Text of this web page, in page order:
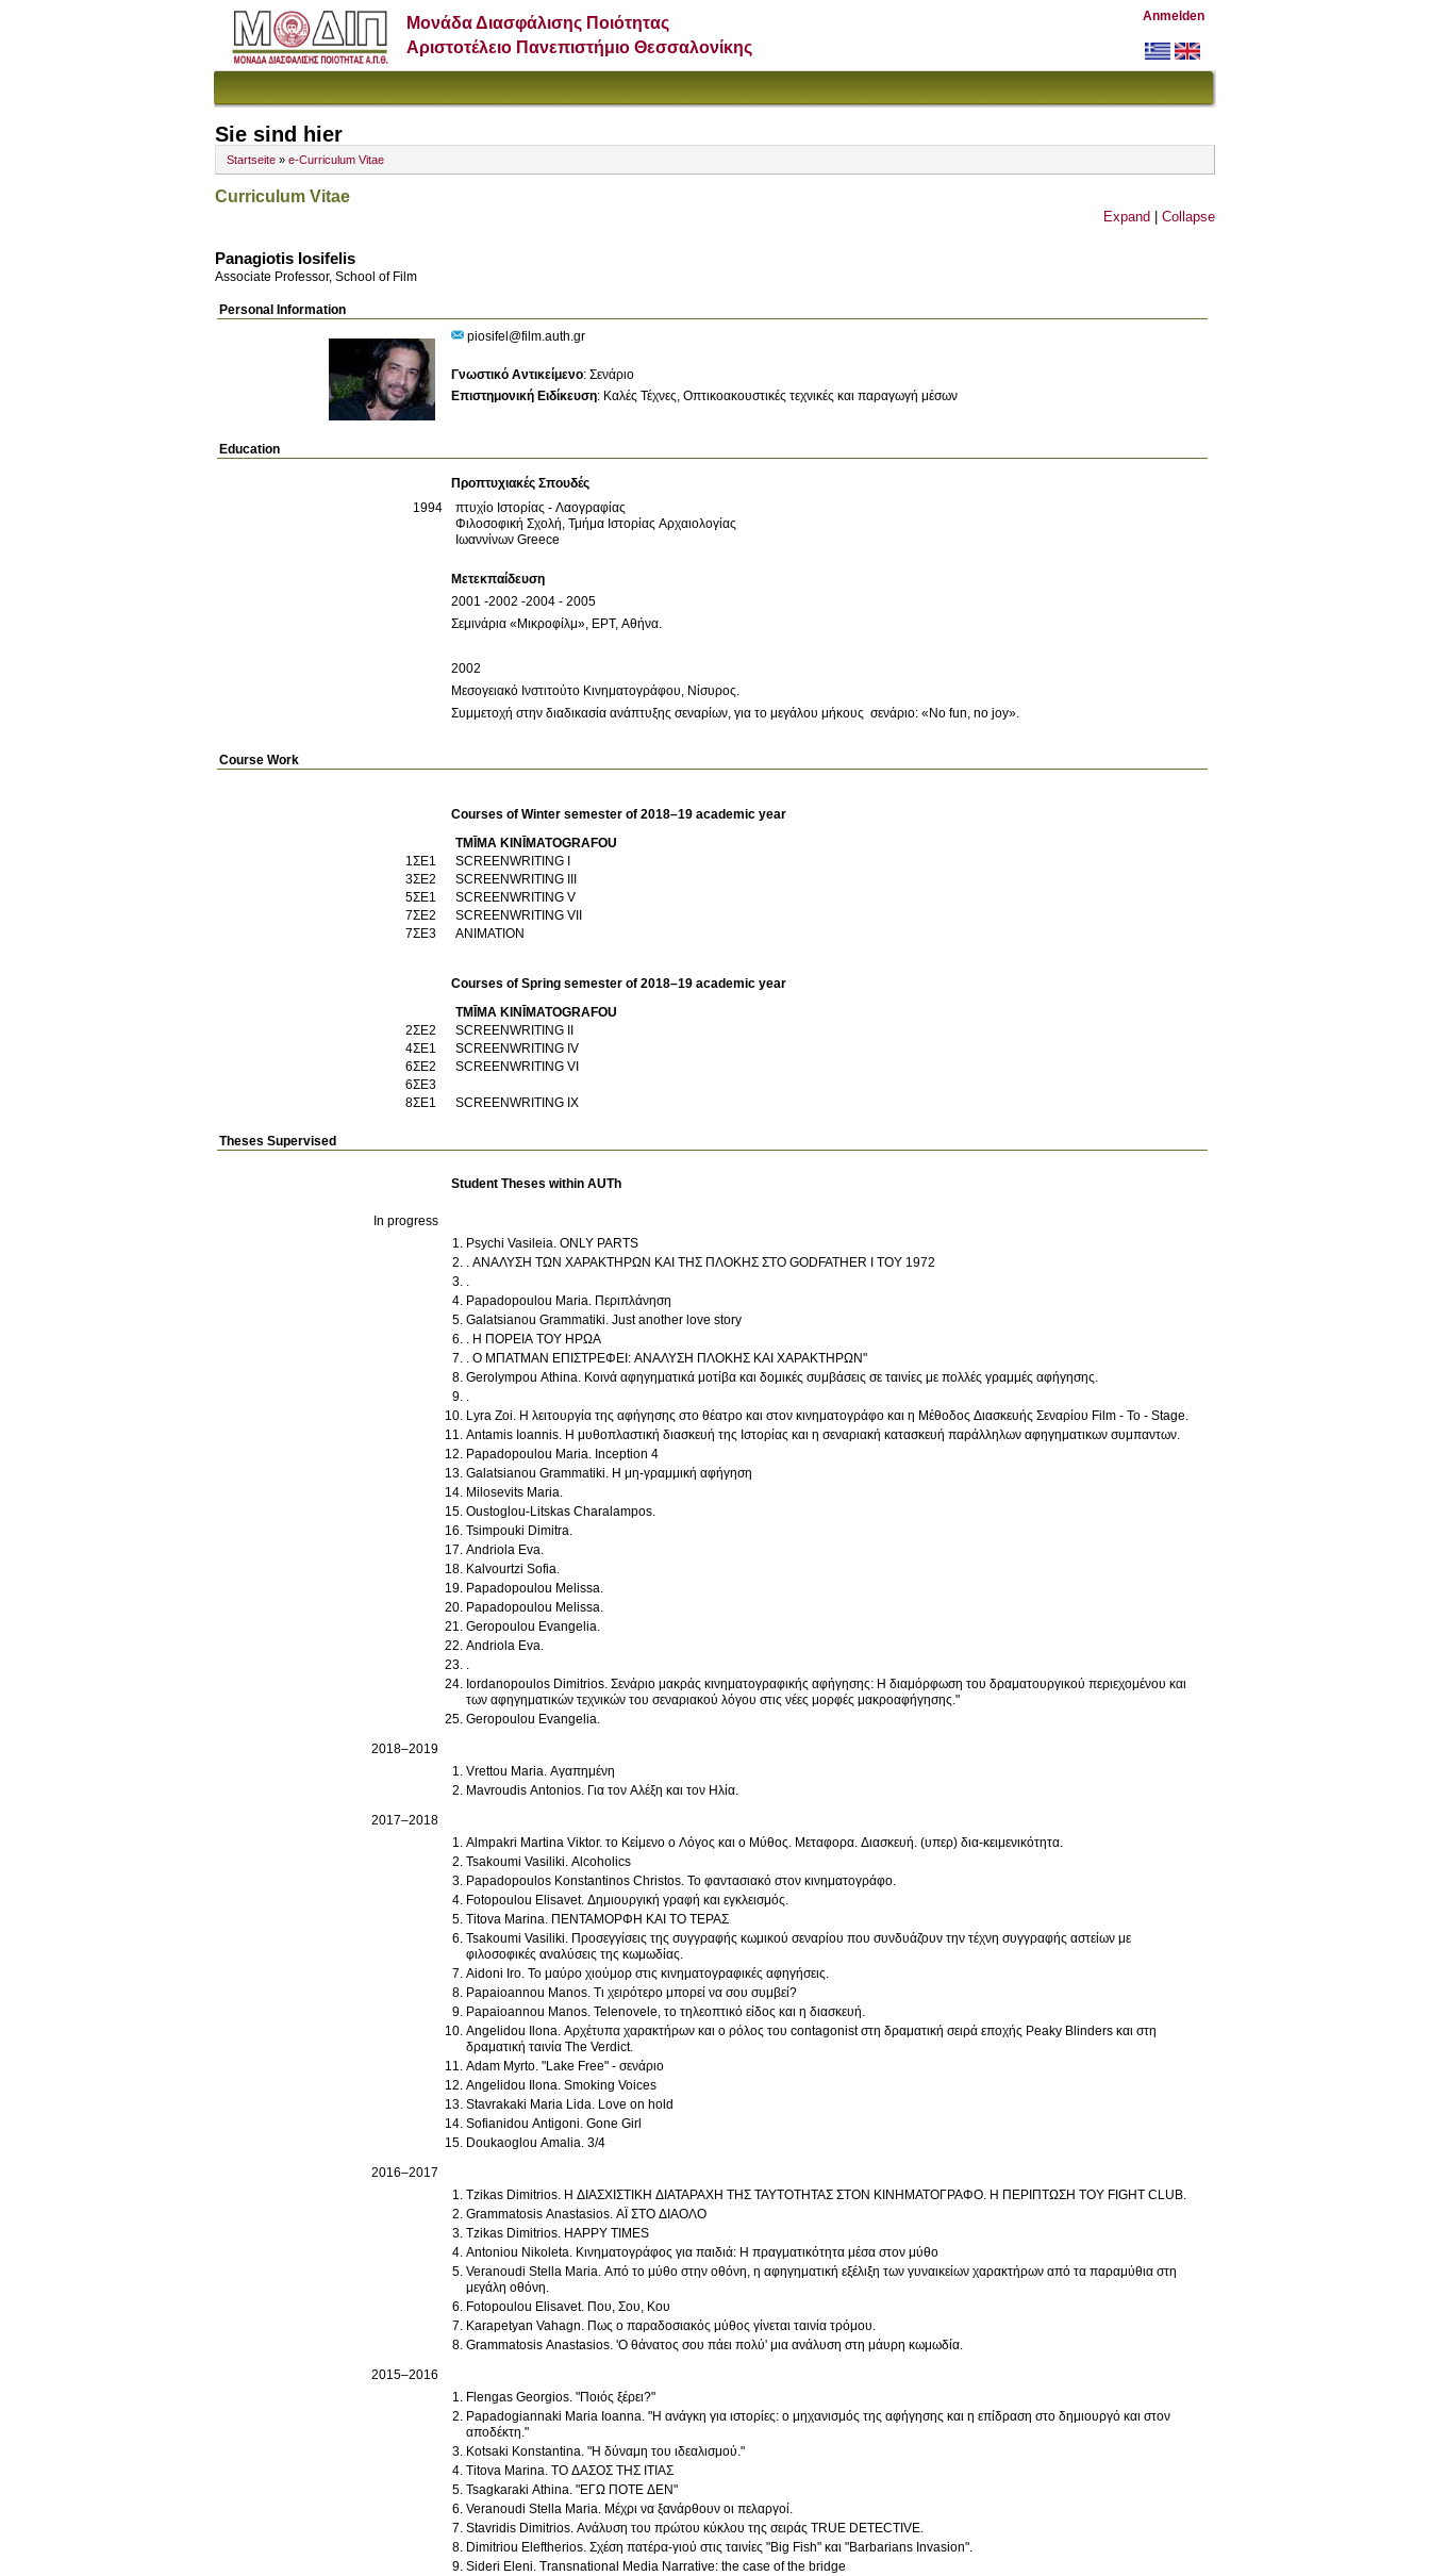
Μονάδα Διασφάλισης Ποιότητας
Αριστοτέλειο Πανεπιστήμιο Θεσσαλονίκης
Anmelden
Sie sind hier
Startseite » e-Curriculum Vitae
Curriculum Vitae
Expand Collapse
Panagiotis Iosifelis
Associate Professor, School of Film
Personal Information
piosifel@film.auth.gr
Γνωστικό Αντικείμενο: Σενάριο
Επιστημονική Ειδίκευση: Καλές Τέχνες Οπτικοακουστικές τεχνικές και παραγωγή μέσων
Education
Προπτυχιακές Σπουδές
1994
πτυχίο Ιστορίας - Λαογραφίας
Φιλοσοφική Σχολή, Τμήμα Ιστορίας Αρχαιολογίας
Ιωαννίνων Greece
Μετεκπαίδευση
Συμμετοχή στην διαδικασία ανάπτυξης σεναρίων, για το μεγάλου μήκους  σενάριο: «No fun, no joy».
Course Work
Courses of Winter semester of 2018–19 academic year
TMĪMA KINĪMATOGRAFOU
1ΣΕ1
SCREENWRITING I
3ΣΕ2
SCREENWRITING III
5ΣΕ1
SCREENWRITING V
7ΣΕ2
SCREENWRITING VII
7ΣΕ3
ANIMATION
Courses of Spring semester of 2018–19 academic year
TMĪMA KINĪMATOGRAFOU
2ΣΕ2
SCREENWRITING II
4ΣΕ1
SCREENWRITING IV
6ΣΕ2
SCREENWRITING VI
6ΣΕ3
8ΣΕ1
SCREENWRITING IX
Theses Supervised
Student Theses within AUTh
In progress
Psychi Vasileia. ONLY PARTS
. ΑΝΑΛΥΣΗ ΤΩΝ ΧΑΡΑΚΤΗΡΩΝ ΚΑΙ ΤΗΣ ΠΛΟΚΗΣ ΣΤΟ GODFATHER I ΤΟΥ 1972
.
Papadopoulou Maria. Περιπλάνηση
Galatsianou Grammatiki. Just another love story
. Η ΠΟΡΕΙΑ ΤΟΥ ΗΡΩΑ
. Ο ΜΠΑΤΜΑΝ ΕΠΙΣΤΡΕΦΕΙ: ΑΝΑΛΥΣΗ ΠΛΟΚΗΣ ΚΑΙ ΧΑΡΑΚΤΗΡΩΝ"
Gerolympou Athina. Κοινά αφηγηματικά μοτίβα και δομικές συμβάσεις σε ταινίες με πολλές γραμμές αφήγησης.
.
Lyra Zoi. Η λειτουργία της αφήγησης στο θέατρο και στον κινηματογράφο και η Μέθοδος Διασκευής Σεναρίου Film - To - Stage.
Antamis Ioannis. Η μυθοπλαστική διασκευή της Ιστορίας και η σεναριακή κατασκευή παράλληλων αφηγηματικων συμπαντων.
Papadopoulou Maria. Inception 4
Galatsianou Grammatiki. Η μη-γραμμική αφήγηση
Milosevits Maria.
Oustoglou-Litskas Charalampos.
Tsimpouki Dimitra.
Andriola Eva.
Kalvourtzi Sofia.
Papadopoulou Melissa.
Papadopoulou Melissa.
Geropoulou Evangelia.
Andriola Eva.
.
Iordanopoulos Dimitrios. Σενάριο μακράς κινηματογραφικής αφήγησης: Η διαμόρφωση του δραματουργικού περιεχομένου και
των αφηγηματικών τεχνικών του σεναριακού λόγου στις νέες μορφές μακροαφήγησης."
Geropoulou Evangelia.
2018–2019
Vrettou Maria. Αγαπημένη
Mavroudis Antonios. Για τον Αλέξη και τον Ηλία.
2017–2018
Almpakri Martina Viktor. το Κείμενο ο Λόγος και ο Μύθος. Μεταφορα. Διασκευή. (υπερ) δια-κειμενικότητα.
Tsakoumi Vasiliki. Alcoholics
Papadopoulos Konstantinos Christos. Το φαντασιακό στον κινηματογράφο.
Fotopoulou Elisavet. Δημιουργική γραφή και εγκλεισμός.
Titova Marina. ΠΕΝΤΑΜΟΡΦΗ ΚΑΙ ΤΟ ΤΕΡΑΣ
Tsakoumi Vasiliki. Προσεγγίσεις της συγγραφής κωμικού σεναρίου που συνδυάζουν την τέχνη συγγραφής αστείων με
φιλοσοφικές αναλύσεις της κωμωδίας.
Aidoni Iro. Το μαύρο χιούμορ στις κινηματογραφικές αφηγήσεις.
Papaioannou Manos. Τι χειρότερο μπορεί να σου συμβεί?
Papaioannou Manos. Telenovele, το τηλεοπτικό είδος και η διασκευή.
Angelidou Ilona. Αρχέτυπα χαρακτήρων και ο ρόλος του contagonist στη δραματική σειρά εποχής Peaky Blinders και στη
δραματική ταινία The Verdict.
Adam Myrto. "Lake Free" - σενάριο
Angelidou Ilona. Smoking Voices
Stavrakaki Maria Lida. Love on hold
Sofianidou Antigoni. Gone Girl
Doukaoglou Amalia. 3/4
2016–2017
Tzikas Dimitrios. Η ΔΙΑΣΧΙΣΤΙΚΗ ΔΙΑΤΑΡΑΧΗ ΤΗΣ ΤΑΥΤΟΤΗΤΑΣ ΣΤΟΝ ΚΙΝΗΜΑΤΟΓΡΑΦΟ. Η ΠΕΡΙΠΤΩΣΗ ΤΟΥ FIGHT CLUB.
Grammatosis Anastasios. ΑΪ ΣΤΟ ΔΙΑΟΛΟ
Tzikas Dimitrios. HAPPY TIMES
Antoniou Nikoleta. Κινηματογράφος για παιδιά: Η πραγματικότητα μέσα στον μύθο
Veranoudi Stella Maria. Από το μύθο στην οθόνη, η αφηγηματική εξέλιξη των γυναικείων χαρακτήρων από τα παραμύθια στη
μεγάλη οθόνη.
Fotopoulou Elisavet. Που, Σου, Κου
Karapetyan Vahagn. Πως ο παραδοσιακός μύθος γίνεται ταινία τρόμου.
Grammatosis Anastasios. 'Ο θάνατος σου πάει πολύ' μια ανάλυση στη μάυρη κωμωδία.
2015–2016
Flengas Georgios. "Ποιός ξέρει?"
Papadogiannaki Maria Ioanna. "Η ανάγκη για ιστορίες: ο μηχανισμός της αφήγησης και η επίδραση στο δημιουργό και στον
αποδέκτη."
Kotsaki Konstantina. "Η δύναμη του ιδεαλισμού."
Titova Marina. ΤΟ ΔΑΣΟΣ ΤΗΣ ΙΤΙΑΣ
Tsagkaraki Athina. "ΕΓΩ ΠΟΤΕ ΔΕΝ"
Veranoudi Stella Maria. Μέχρι να ξανάρθουν οι πελαργοί.
Stavridis Dimitrios. Ανάλυση του πρώτου κύκλου της σειράς TRUE DETECTIVE.
Dimitriou Eleftherios. Σχέση πατέρα-γιού στις ταινίες "Big Fish" και "Barbarians Invasion".
Sideri Eleni. Transnational Media Narrative: the case of the bridge